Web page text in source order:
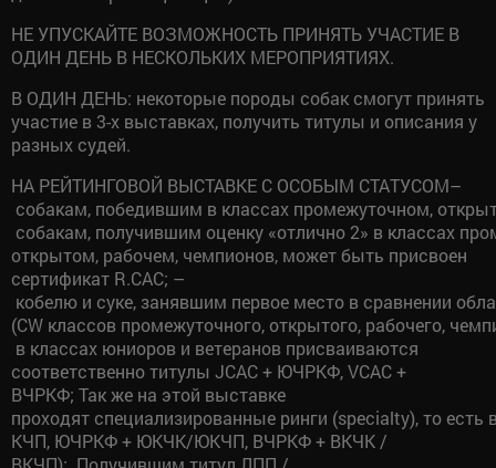
НЕ УПУСКАЙТЕ ВОЗМОЖНОСТЬ ПРИНЯТЬ УЧАСТИЕ В
ОДИН ДЕНЬ В НЕСКОЛЬКИХ МЕРОПРИЯТИЯХ.
В ОДИН ДЕНЬ: некоторые породы собак смогут принять
участие в 3-х выставках, получить титулы и описания у
разных судей.
НА РЕЙТИНГОВОЙ ВЫСТАВКЕ С ОСОБЫМ СТАТУСОМ–
собакам, победившим в классах промежуточном,
собакам, получившим оценку «отлично 2» в классах
открытом, рабочем, чемпионов, может быть присвоен
сертификат R.CAC; –
кобелю и суке, занявшим первое место в сравнении
(CW классов промежуточного, открытого, рабочего,
в классах юниоров и ветеранов присваиваются
соответственно титулы JCAC + ЮЧРКФ, VCAC +
ВЧРКФ; Так же на этой выставке
проходят специализированные ринги (specialty), то
КЧП, ЮЧРКФ + ЮКЧК/ЮКЧП, ВЧРКФ + ВКЧК /